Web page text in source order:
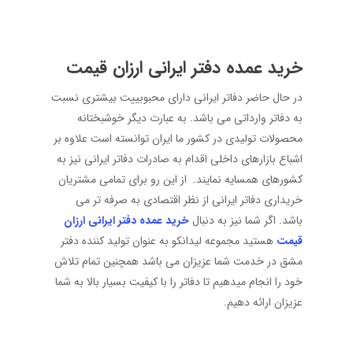
خرید عمده دفتر ایرانی ارزان قیمت
در حال حاضر دفاتر ایرانی دارای محبوبییت بیشتری نسبت
به دفاتر وارداتی می باشد. به عبارت دیگر خوشبختانه
محصولات تولیدی در کشور ما ایران توانسته است علاوه بر
اشباع بازارهای داخلی اقدام به صادرات دفاتر ایرانی نیز به
کشورهای همسایه نمایند. از این رو برای تمامی مشتریان
خریداری دفاتر ایرانی از نظر اقتصادی به صرفه تر می
باشد. اگر شما نیز به دنبالخرید عمده دفتر ایرانی ارزان
قیمت هستید مجموعه لیدانکو به عنوان تولید کننده دفتر
مشق در خدمت شما عزیزان می باشد همچنین تمام تلاش
خود را انجام میدهیم تا دفاتر را با کیفیت بسیار بالا به شما
عزیزان ارائه دهیم.